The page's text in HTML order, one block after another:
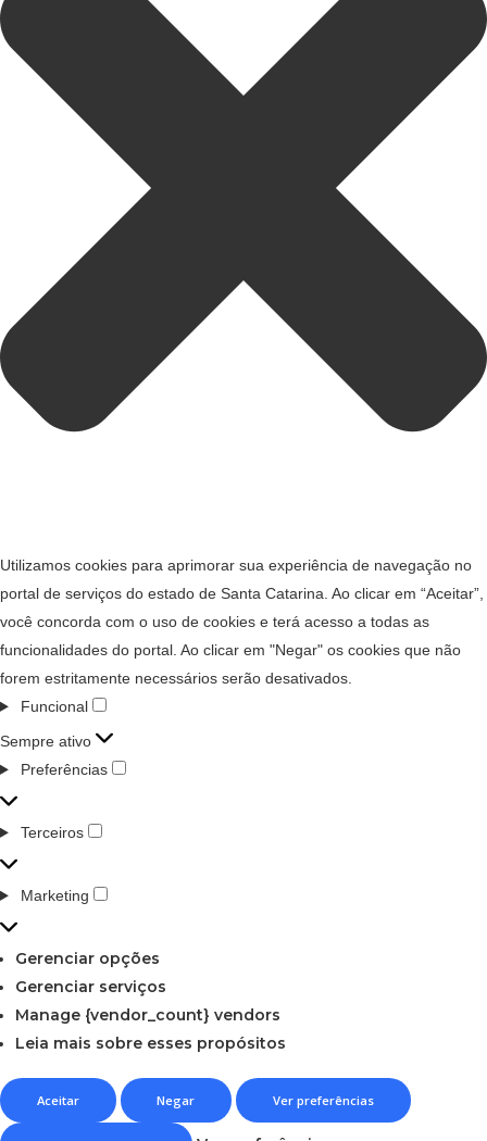
Utilizamos cookies para aprimorar sua experiência de navegação no
portal de serviços do estado de Santa Catarina. Ao clicar em “Aceitar”,
você concorda com o uso de cookies e terá acesso a todas as
funcionalidades do portal. Ao clicar em "Negar" os cookies que não
forem estritamente necessários serão desativados.
Funcional
Sempre ativo
Preferências
Terceiros
Marketing
Gerenciar opções
Gerenciar serviços
Manage {vendor_count} vendors
Leia mais sobre esses propósitos
Aceitar Negar Ver preferências